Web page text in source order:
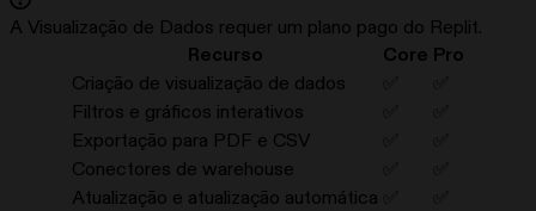
A Visualização de Dados requer um plano pago do Replit.
Recurso
Core Pro
Criação de visualização de dados
Filtros e gráficos interativos
Exportação para PDF e CSV
Conectores de warehouse
Atualização e atualização automática